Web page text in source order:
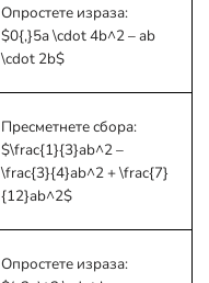
Опростете израза:
$0{,}5a \cdot 4b^2 – ab
\cdot 2b$
Пресметнете сбора:
$\frac{1}{3}ab^2 –
\frac{3}{4}ab^2 + \frac{7}
{12}ab^2$
Опростете израза: